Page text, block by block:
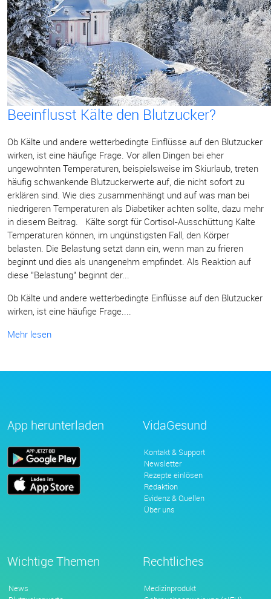
Beeinflusst Kälte den Blutzucker?
Ob Kälte und andere wetterbedingte Einflüsse auf den Blutzucker
wirken, ist eine häufige Frage. Vor allen Dingen bei eher
ungewohnten Temperaturen, beispielsweise im Skiurlaub, treten
häufig schwankende Blutzuckerwerte auf, die nicht sofort zu
erklären sind. Wie dies zusammenhängt und auf was man bei
niedrigeren Temperaturen als Diabetiker achten sollte, dazu mehr
in diesem Beitrag. Kälte sorgt für Cortisol-Ausschüttung Kalte
Temperaturen können, im ungünstigsten Fall, den Körper
belasten. Die Belastung setzt dann ein, wenn man zu frieren
beginnt und dies als unangenehm empfindet. Als Reaktion auf
diese "Belastung" beginnt der...
Ob Kälte und andere wetterbedingte Einflüsse auf den Blutzucker
wirken, ist eine häufige Frage....
Mehr lesen
App herunterladen VidaGesund
Kontakt & Support
Newsletter
Rezepte einlösen
Redaktion
Evidenz & Quellen
Über uns
Wichtige Themen
News
Rechtliches
Medizinprodukt